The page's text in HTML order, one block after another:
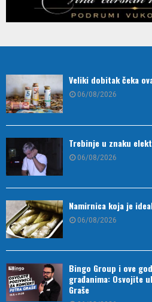
Veliki dobitak čeka
06/08/2026
Trebinje u znaku
06/08/2026
Namirnica koja je
06/08/2026
Bingo Group i ove
građanima: Osvojite
Graše